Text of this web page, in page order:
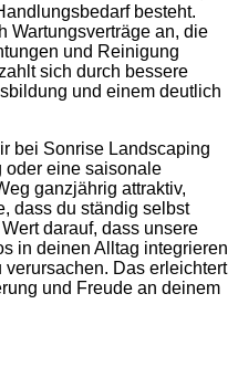
besteht.
Wartungsverträge an, die
und Reinigung
sich durch bessere
und einem deutlich
bei Sonrise Landscaping
oder eine saisonale
ganzjährig attraktiv,
dass du ständig selbst
darauf, dass unsere
in deinen Alltag integrieren
verursachen. Das erleichtert
und Freude an deinem